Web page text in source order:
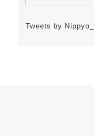
Tweets by